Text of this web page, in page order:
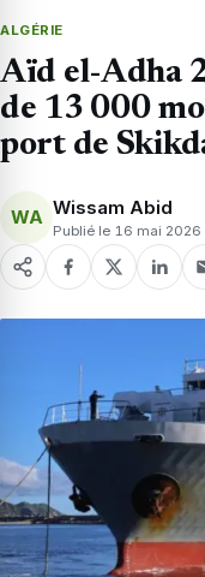
ALGÉRIE
Aïd el-Adha
de 13 000
port de
WA Wissam Abid
Publié le 16 mai 2026